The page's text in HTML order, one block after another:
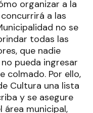
organizar a la
a las
no se
todas las
que nadie
pueda ingresar
colmado. Por ello,
Cultura una lista
y se asegure
área municipal,